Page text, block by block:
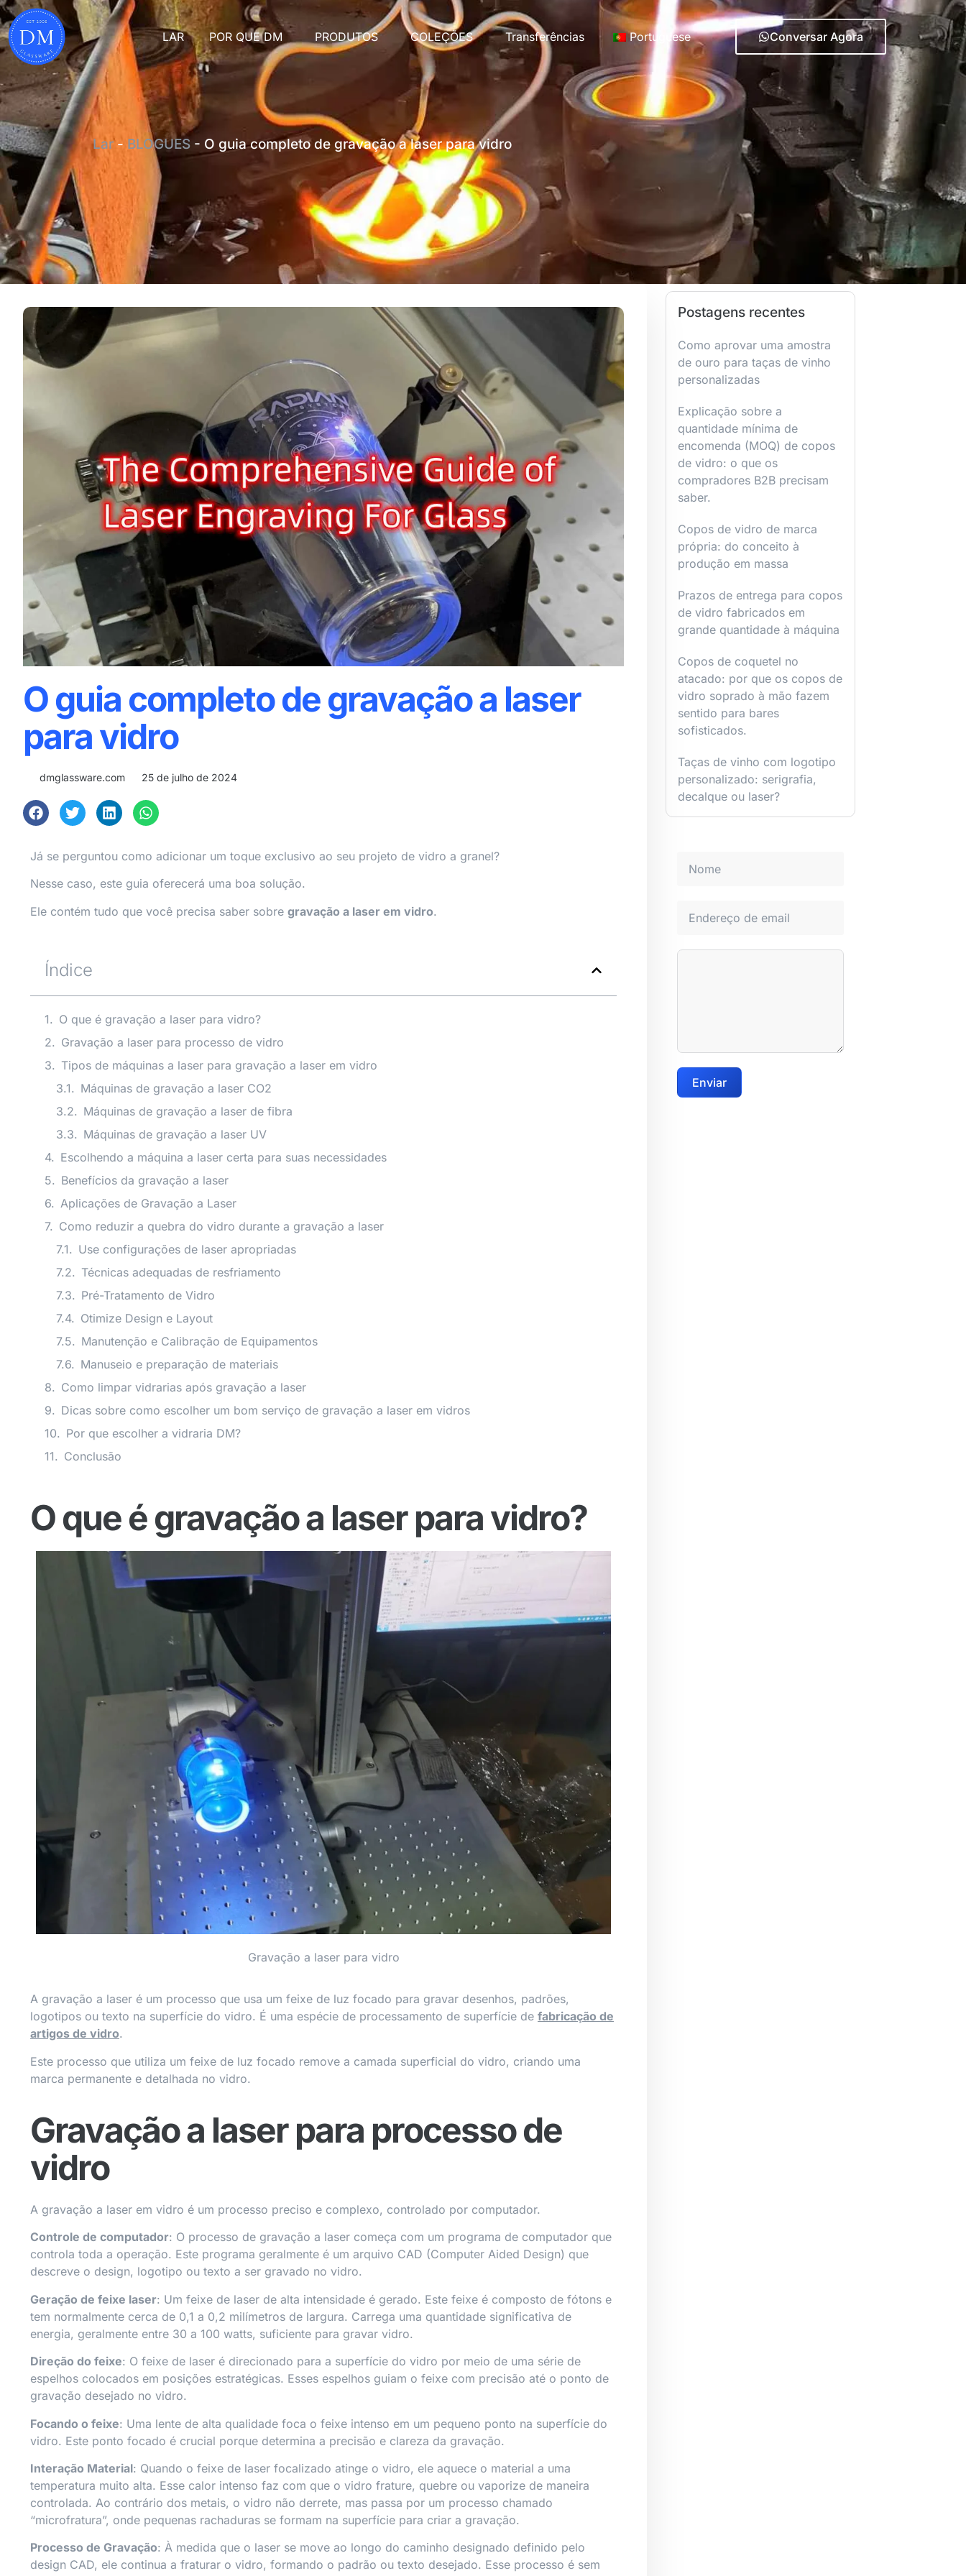
LAR POR QUE DM PRODUTOS COLEÇÕES Transferências Portuguese Conversar Agora
Lar- BLOGUES- O guia completo de gravação a laser para vidro
O guia completo de gravação a laser
para vidro
dmglassware.com 25 de julho de 2024
Já se perguntou como adicionar um toque exclusivo ao seu projeto de vidro a granel?
Nesse caso, este guia oferecerá uma boa solução.
Ele contém tudo que você precisa saber sobre gravação a laser em vidro.
Índice
O que é gravação a laser para vidro?
Gravação a laser para processo de vidro
Tipos de máquinas a laser para gravação a laser em vidro
Máquinas de gravação a laser CO2
Máquinas de gravação a laser de fibra
Máquinas de gravação a laser UV
Escolhendo a máquina a laser certa para suas necessidades
Benefícios da gravação a laser
Aplicações de Gravação a Laser
Como reduzir a quebra do vidro durante a gravação a laser
Use configurações de laser apropriadas
Técnicas adequadas de resfriamento
Pré-Tratamento de Vidro
Otimize Design e Layout
Manutenção e Calibração de Equipamentos
Manuseio e preparação de materiais
Como limpar vidrarias após gravação a laser
Dicas sobre como escolher um bom serviço de gravação a laser em vidros
Por que escolher a vidraria DM?
Conclusão
O que é gravação a laser para vidro?
Gravação a laser para vidro
A gravação a laser é um processo que usa um feixe de luz focado para gravar desenhos, padrões,
logotipos ou texto na superfície do vidro. É uma espécie de processamento de superfície de fabricação de
artigos de vidro.
Este processo que utiliza um feixe de luz focado remove a camada superficial do vidro, criando uma
marca permanente e detalhada no vidro.
Gravação a laser para processo de
vidro
A gravação a laser em vidro é um processo preciso e complexo, controlado por computador.
Controle de computador: O processo de gravação a laser começa com um programa de computador que
controla toda a operação. Este programa geralmente é um arquivo CAD (Computer Aided Design) que
descreve o design, logotipo ou texto a ser gravado no vidro.
Geração de feixe laser: Um feixe de laser de alta intensidade é gerado. Este feixe é composto de fótons e
tem normalmente cerca de 0,1 a 0,2 milímetros de largura. Carrega uma quantidade significativa de
energia, geralmente entre 30 a 100 watts, suficiente para gravar vidro.
Direção do feixe: O feixe de laser é direcionado para a superfície do vidro por meio de uma série de
espelhos colocados em posições estratégicas. Esses espelhos guiam o feixe com precisão até o ponto de
gravação desejado no vidro.
Focando o feixe: Uma lente de alta qualidade foca o feixe intenso em um pequeno ponto na superfície do
vidro. Este ponto focado é crucial porque determina a precisão e clareza da gravação.
Interação Material: Quando o feixe de laser focalizado atinge o vidro, ele aquece o material a uma
temperatura muito alta. Esse calor intenso faz com que o vidro frature, quebre ou vaporize de maneira
controlada. Ao contrário dos metais, o vidro não derrete, mas passa por um processo chamado
“microfratura”, onde pequenas rachaduras se formam na superfície para criar a gravação.
Processo de Gravação: À medida que o laser se move ao longo do caminho designado definido pelo
design CAD, ele continua a fraturar o vidro, formando o padrão ou texto desejado. Esse processo é sem
Postagens recentes
Como aprovar uma amostra
de ouro para taças de vinho
personalizadas
Explicação sobre a
quantidade mínima de
encomenda (MOQ) de copos
de vidro: o que os
compradores B2B precisam
saber.
Copos de vidro de marca
própria: do conceito à
produção em massa
Prazos de entrega para copos
de vidro fabricados em
grande quantidade à máquina
Copos de coquetel no
atacado: por que os copos de
vidro soprado à mão fazem
sentido para bares
sofisticados.
Taças de vinho com logotipo
personalizado: serigrafia,
decalque ou laser?
Enviar